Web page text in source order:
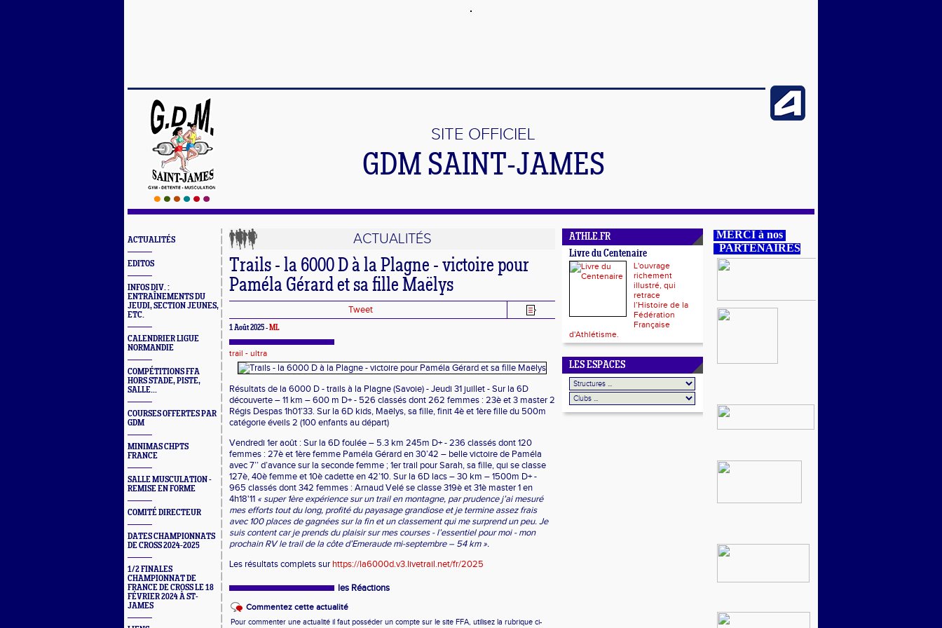
SITE OFFICIEL
GDM SAINT-JAMES
ACTUALITÉS
EDITOS
INFOS DIV. :
ENTRAÎNEMENTS DU
JEUDI, SECTION JEUNES,
ETC.
CALENDRIER LIGUE
NORMANDIE
COMPÉTITIONS FFA
HORS STADE, PISTE,
SALLE...
COURSES OFFERTES PAR
GDM
MINIMAS CHPTS
FRANCE
SALLE MUSCULATION -
REMISE EN FORME
COMITÉ DIRECTEUR
DATES CHAMPIONNATS
DE CROSS 2024-2025
1/2 FINALES
CHAMPIONNAT DE
FRANCE DE CROSS LE 18
FÉVRIER 2024 À ST-
JAMES
ACTUALITÉS
Trails - la 6000 D à la Plagne - victoire pour
Paméla Gérard et sa fille Maëlys
Tweet
1 Août 2025 -ML
trail - ultra
Résultats de la 6000 D - trails à la Plagne (Savoie) - Jeudi 31 juillet - Sur la 6D
découverte – 11 km – 600 m D+ - 526 classés dont 262 femmes : 23è et 3 master 2
Régis Despas 1h01’33. Sur la 6D kids, Maëlys, sa fille, finit 4è et 1ère fille du 500m
catégorie éveils 2 (100 enfants au départ)
Vendredi 1er août : Sur la 6D foulée – 5.3 km 245m D+ - 236 classés dont 120
femmes : 27è et 1ère femme Paméla Gérard en 30’42 – belle victoire de Paméla
avec 7’’ d’avance sur la seconde femme ; 1er trail pour Sarah, sa fille, qui se classe
127è, 40è femme et 10è cadette en 42’10. Sur la 6D lacs – 30 km – 1500m D+ -
965 classés dont 342 femmes : Arnaud Velé se classe 319è et 31è master 1 en
4h18'11 « super 1ère expérience sur un trail en montagne, par prudence j’ai mesuré
mes efforts tout du long, profité du payasage grandiose et je termine assez frais
avec 100 places de gagnées sur la fin et un classement qui me surprend un peu. Je
suis content car je prends du plaisir sur mes courses - l’essentiel pour moi - mon
prochain RV le trail de la côte d’Emeraude mi-septembre – 54 km ».
Les résultats complets sur https://la6000d.v3.livetrail.net/fr/2025
les Réactions
Commentez cette actualité
Pour commenter une actualité il faut posséder un compte sur le site FFA, utilisez la rubrique ci-
ATHLE.FR
Livre du Centenaire
L'ouvrage
richement
illustré, qui
retrace
l’Histoire de la
Fédération
Française
d'Athlétisme.
LES ESPACES
MERCI à nos
PARTENAIRES